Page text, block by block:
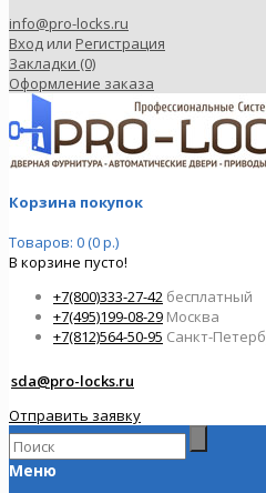
info@pro-locks.ru
Вход или Регистрация
Закладки (0)
Оформление заказа
Корзина покупок
Товаров: 0 (0 р.)
В корзине пусто!
+7(800)333-27-42 бесплатный
+7(495)199-08-29 Москва
+7(812)564-50-95 Санкт-
sda@pro-locks.ru
Отправить заявку
Меню